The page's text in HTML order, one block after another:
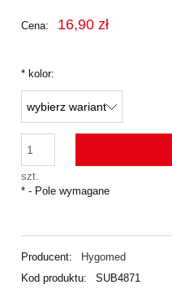
Cena: 16,90 zł
* kolor:
szt.
* - Pole wymagane
Producent:
Hygomed
Kod produktu:
SUB4871